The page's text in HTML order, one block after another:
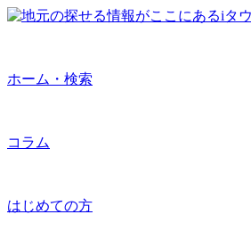
ホーム・検索
コラム
はじめての方